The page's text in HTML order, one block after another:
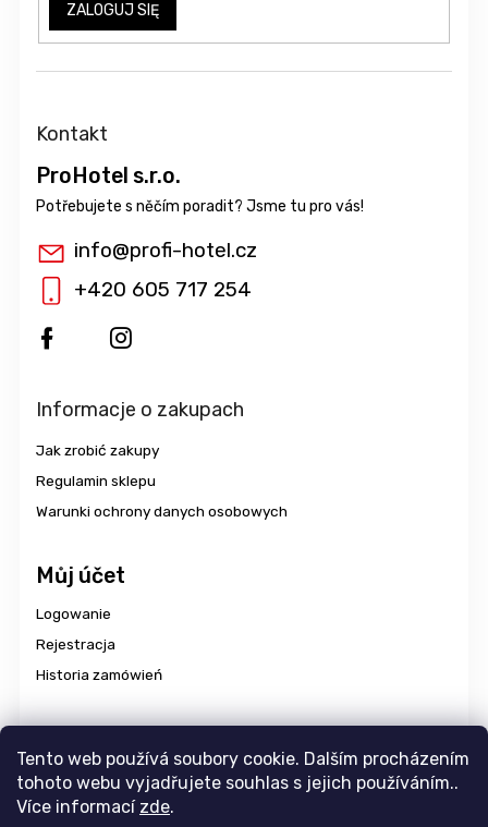
Tento web používá soubory cookie. Dalším procházením
tohoto webu vyjadřujete souhlas s jejich používáním..
Více informací zde.
ZALOGUJ SIĘ
Kontakt
ProHotel s.r.o.
info@profi-hotel.cz
+420 605 717 254
Informacje o zakupach
Jak zrobić zakupy
Regulamin sklepu
Warunki ochrony danych osobowych
Můj účet
Logowanie
Rejestracja
Historia zamówień